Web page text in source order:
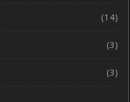
(14)
(3)
(3)